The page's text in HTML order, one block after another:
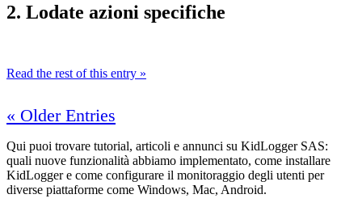
2. Lodate azioni specifiche
Read the rest of this entry »
« Older Entries
Qui puoi trovare tutorial, articoli e annunci su KidLogger SAS:
quali nuove funzionalità abbiamo implementato, come installare
KidLogger e come configurare il monitoraggio degli utenti per
diverse piattaforme come Windows, Mac, Android.